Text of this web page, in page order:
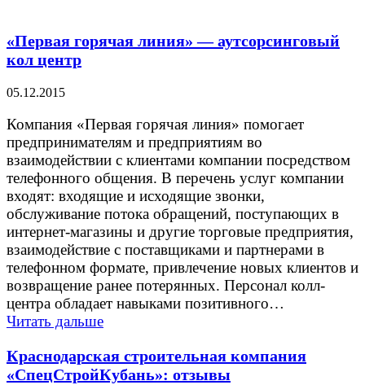
«Первая горячая линия» — аутсорсинговый
кол центр
05.12.2015
Компания «Первая горячая линия» помогает
предпринимателям и предприятиям во
взаимодействии с клиентами компании посредством
телефонного общения. В перечень услуг компании
входят: входящие и исходящие звонки,
обслуживание потока обращений, поступающих в
интернет-магазины и другие торговые предприятия,
взаимодействие с поставщиками и партнерами в
телефонном формате, привлечение новых клиентов и
возвращение ранее потерянных. Персонал колл-
центра обладает навыками позитивного…
Читать дальше
Краснодарская строительная компания
«СпецСтройКубань»: отзывы